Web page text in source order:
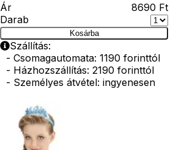
Ár
8690 Ft
Darab
Kosárba
Szállítás:
- Csomagautomata: 1190 forinttól
- Házhozszállítás: 2190 forinttól
- Személyes átvétel: ingyenesen
Kiegészítő
termékek